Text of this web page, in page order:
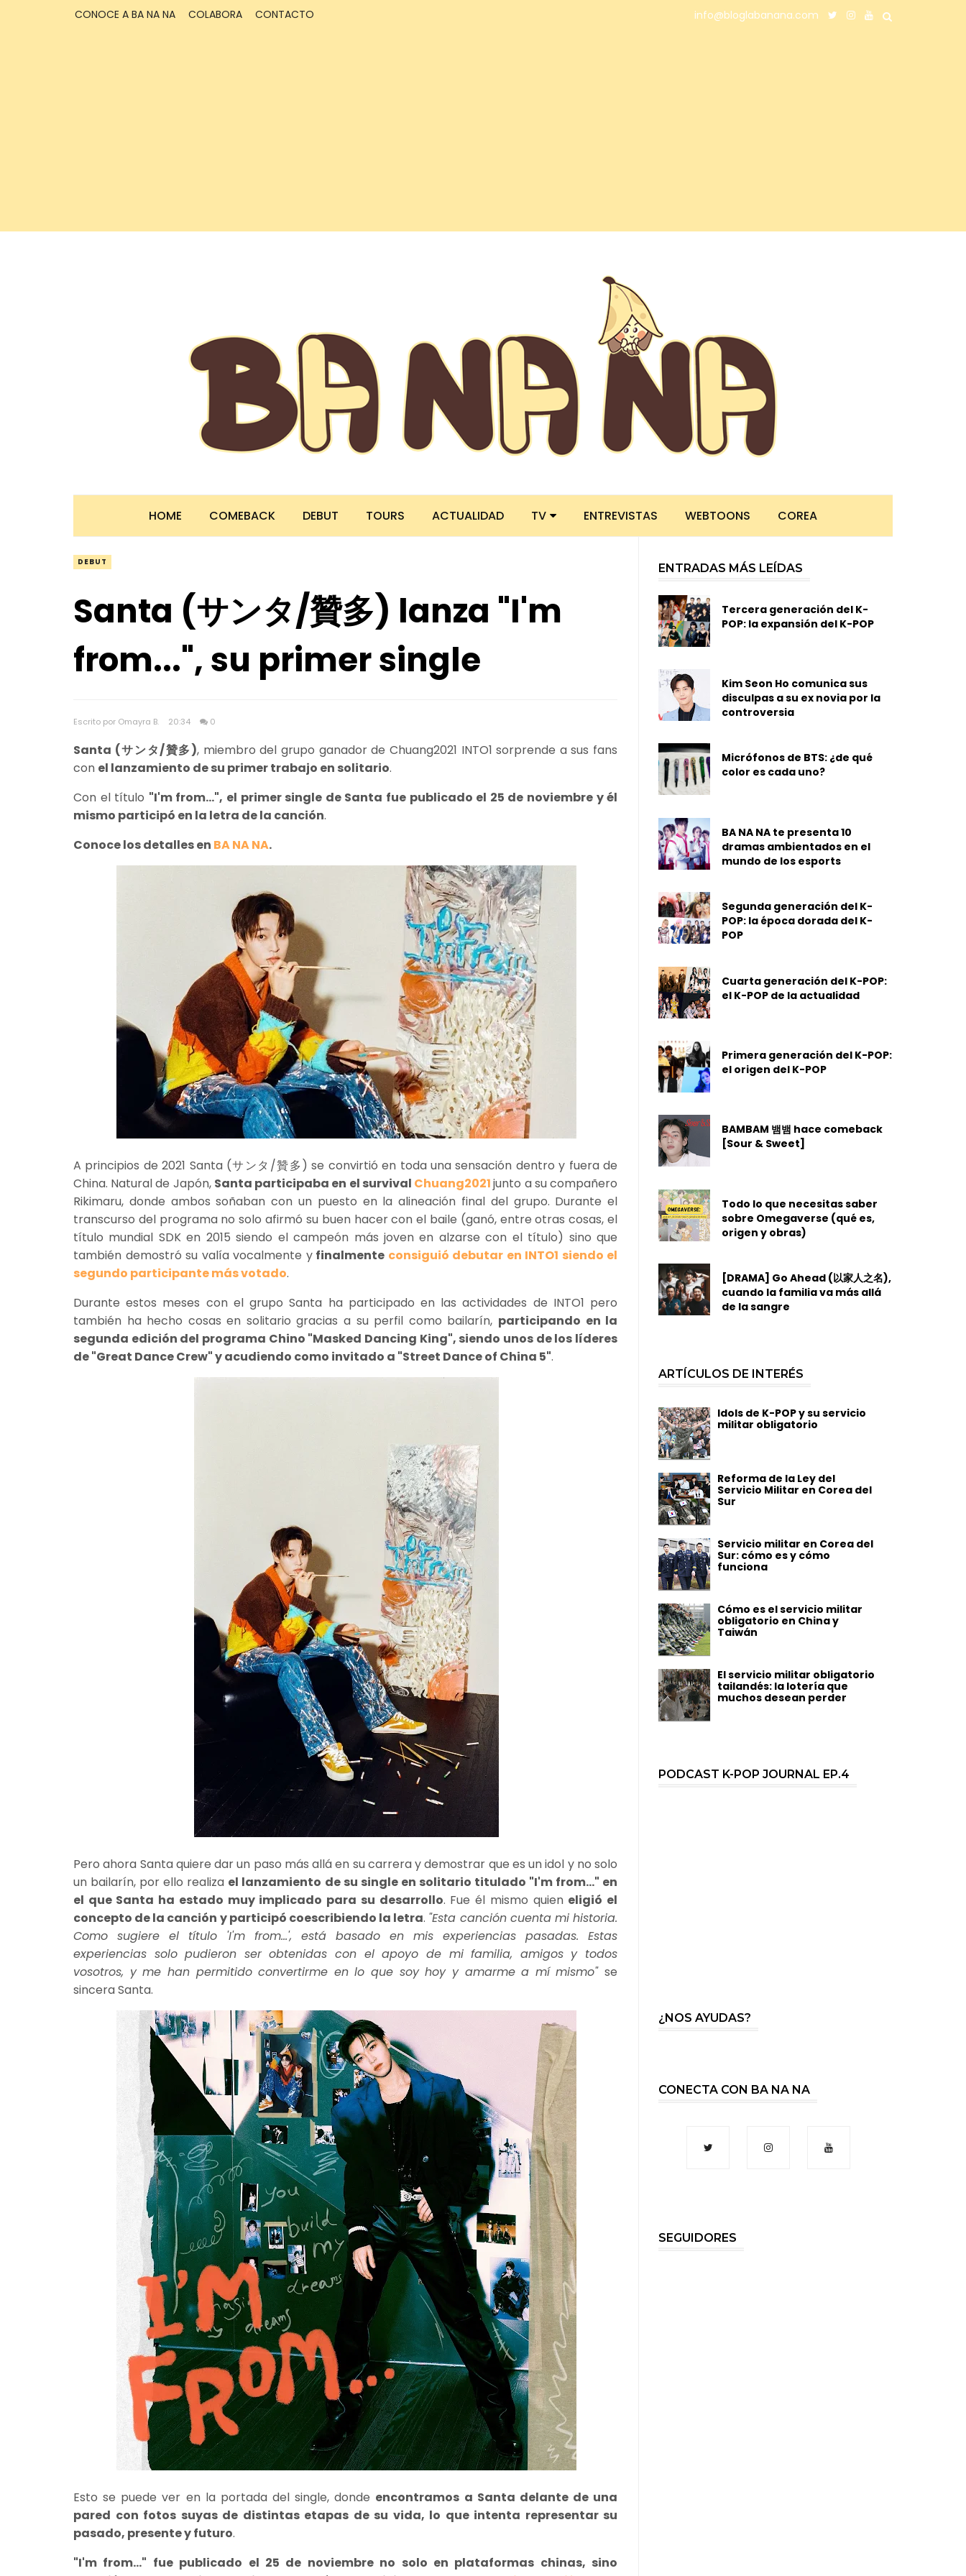
CONOCE A BA NA NA COLABORA CONTACTO info@bloglabanana.com
HOME COMEBACK DEBUT TOURS ACTUALIDAD TV ENTREVISTAS WEBTOONS COREA
DEBUT
Santa (サンタ/贊多) lanza "I'm
from...", su primer single
Escrito por Omayra B. 20:34 0
Santa (サンタ/贊多), miembro del grupo ganador de Chuang2021 INTO1 sorprende a sus fans
con el lanzamiento de su primer trabajo en solitario.
Con el título "I'm from...", el primer single de Santa fue publicado el 25 de noviembre y él
mismo participó en la letra de la canción.
Conoce los detalles en BA NA NA.
A principios de 2021 Santa (サンタ/贊多) se convirtió en toda una sensación dentro y fuera de
China. Natural de Japón, Santa participaba en el survival Chuang2021junto a su compañero
Rikimaru, donde ambos soñaban con un puesto en la alineación final del grupo. Durante el
transcurso del programa no solo afirmó su buen hacer con el baile (ganó, entre otras cosas, el
título mundial SDK en 2015 siendo el campeón más joven en alzarse con el título) sino que
también demostró su valía vocalmente yfinalmente consiguió debutar en INTO1 siendo el
segundo participante más votado.
Durante estos meses con el grupo Santa ha participado en las actividades de INTO1 pero
también ha hecho cosas en solitario gracias a su perfil como bailarín, participando en la
segunda edición del programa Chino "Masked Dancing King", siendo unos de los líderes
de "Great Dance Crew" y acudiendo como invitado a "Street Dance of China 5".
Pero ahora Santa quiere dar un paso más allá en su carrera y demostrar que es un idol y no solo
un bailarín, por ello realiza el lanzamiento de su single en solitario titulado "I'm from..." en
el que Santa ha estado muy implicado para su desarrollo. Fue él mismo quien eligió el
concepto de la canción y participó coescribiendo la letra. "Esta canción cuenta mi historia.
Como sugiere el título 'I'm from...', está basado en mis experiencias pasadas. Estas
experiencias solo pudieron ser obtenidas con el apoyo de mi familia, amigos y todos
vosotros, y me han permitido convertirme en lo que soy hoy y amarme a mí mismo"se
sincera Santa.
Esto se puede ver en la portada del single, donde encontramos a Santa delante de una
pared con fotos suyas de distintas etapas de su vida, lo que intenta representar su
pasado, presente y futuro.
"I'm from..." fue publicado el 25 de noviembre no solo en plataformas chinas, sino
ENTRADAS MÁS LEÍDAS
Tercera generación del K-
POP: la expansión del K-POP
Kim Seon Ho comunica sus
disculpas a su ex novia por la
controversia
Micrófonos de BTS: ¿de qué
color es cada uno?
BA NA NA te presenta 10
dramas ambientados en el
mundo de los esports
Segunda generación del K-
POP: la época dorada del K-
POP
Cuarta generación del K-POP:
el K-POP de la actualidad
Primera generación del K-POP:
el origen del K-POP
BAMBAM 뱀뱀 hace comeback
[Sour & Sweet]
Todo lo que necesitas saber
sobre Omegaverse (qué es,
origen y obras)
[DRAMA] Go Ahead (以家人之名),
cuando la familia va más allá
de la sangre
ARTÍCULOS DE INTERÉS
Idols de K-POP y su servicio
militar obligatorio
Reforma de la Ley del
Servicio Militar en Corea del
Sur
Servicio militar en Corea del
Sur: cómo es y cómo
funciona
Cómo es el servicio militar
obligatorio en China y
Taiwán
El servicio militar obligatorio
tailandés: la lotería que
muchos desean perder
PODCAST K-POP JOURNAL EP.4
¿NOS AYUDAS?
CONECTA CON BA NA NA
SEGUIDORES